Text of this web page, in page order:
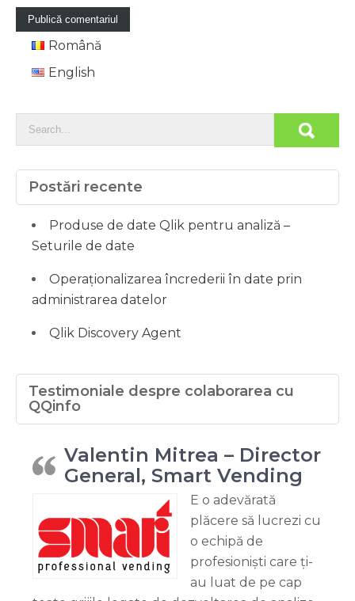
Română
English
Postări recente
Produse de date Qlik pentru analiză –
Seturile de date
Operaționalizarea încrederii în date prin
administrarea datelor
Qlik Discovery Agent
Testimoniale despre colaborarea cu
QQinfo
Valentin Mitrea – Director
General, Smart Vending
E o adevărată
plăcere să lucrezi cu
o echipă de
profesioniști care ți-
au luat de pe cap